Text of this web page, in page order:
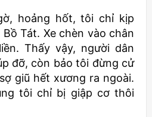
hoảng hốt, tôi chỉ kịp
Tát. Xe chèn vào chân
Thấy vậy, người dân
đỡ, còn bảo tôi đừng cử
giũ hết xương ra ngoài.
tôi chỉ bị giập cơ thôi